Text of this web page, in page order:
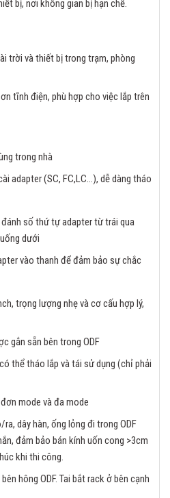
bị, nơi không gian bị hạn chế.
trời và thiết bị trong trạm, phòng
tĩnh điện, phù hợp cho việc lắp trên
trong nhà
adapter (SC, FC,LC…), dễ dàng tháo
đánh số thứ tự adapter từ trái qua
dưới
vào thanh để đảm bảo sự chắc
trọng lượng nhẹ và cơ cấu hợp lý,
gắn sẵn bên trong ODF
thể tháo lắp và tái sử dụng (chỉ phải
mode và đa mode
dây hàn, ống lỏng đi trong ODF
đảm bảo bán kính uốn cong >3cm
khi thi công.
hông ODF. Tai bắt rack ở bên cạnh